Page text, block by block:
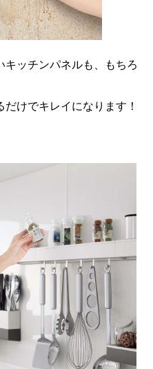
キッチンパネルも、もちろ
けでキレイになります！